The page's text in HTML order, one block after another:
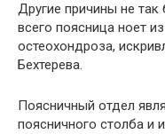
Другие причины не
всего поясница ноет
остеохондроза,
Бехтерева.
Поясничный отдел
поясничного столба и